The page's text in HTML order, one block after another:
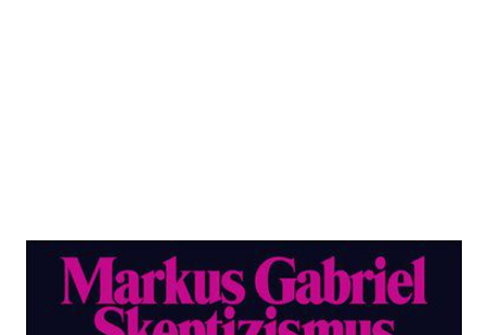
Skeptizismus und Idealismus in der
Antike